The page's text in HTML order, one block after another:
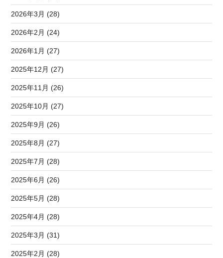
2026年3月 (28)
2026年2月 (24)
2026年1月 (27)
2025年12月 (27)
2025年11月 (26)
2025年10月 (27)
2025年9月 (26)
2025年8月 (27)
2025年7月 (28)
2025年6月 (26)
2025年5月 (28)
2025年4月 (28)
2025年3月 (31)
2025年2月 (28)